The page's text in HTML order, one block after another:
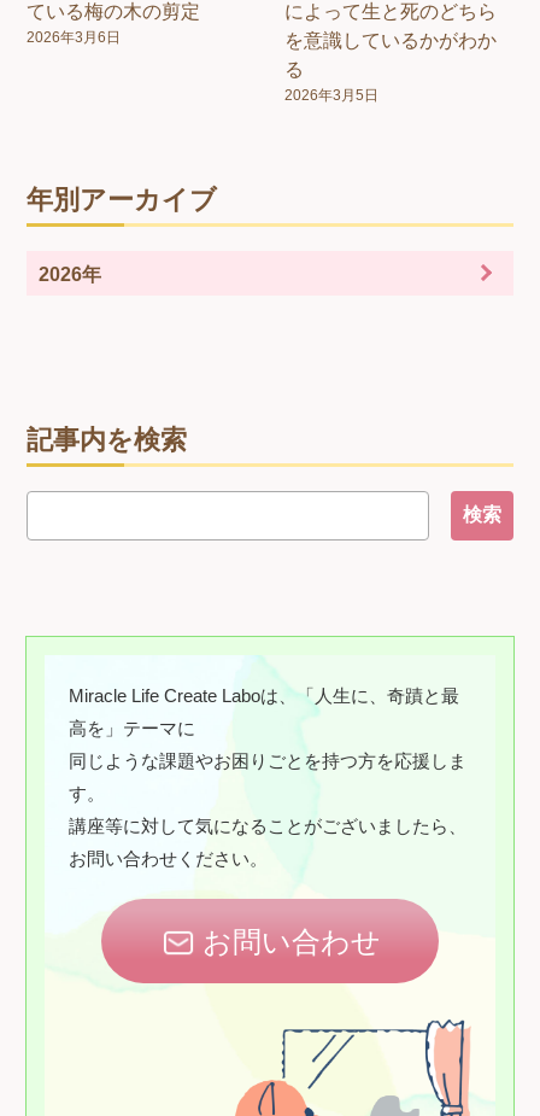
記事内を検索
ている梅の木の剪定
2026年3月6日
によって生と死のどちら
を意識しているかがわか
る
2026年3月5日
年別アーカイブ
2026年
Miracle Life Create Laboは、「人生に、奇蹟と最
高を」テーマに
同じような課題やお困りごとを持つ方を応援しま
す。
講座等に対して気になることがございましたら、
お問い合わせください。
お問い合わせ